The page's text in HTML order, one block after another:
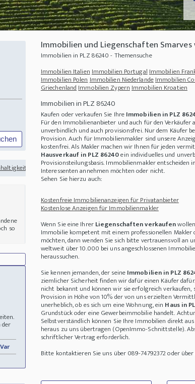
kaufen im Sommer+++Fünf Gründe für eine Auswanderung nach
so
der
Var
Immobilien und Liegenschaften
Immobilien in PLZ 86240 - Themensuche
Immobilien ItalienImmobilien PortugalImmobilien
Immobilien PolenImmobilien NiederlandeImmobilien
GriechenlandImmobilien ZypernImmobilien Kroatien
Immobilien in PLZ 86240
Kaufen oder verkaufen Sie IhreImmobilien in PLZ
Für den Immobilienanbieter und auch für den Verkäufer
unverbindlich und auch provisionsfrei. Nur dem Käufer
Provision. Auch für Immobilienmakler sind unsere
kostenfrei. Als Makler machen wir Ihnen für jeden
Hausverkauf in PLZ 86240ein individuelles und
Provisionsteilungsbasis. Immobilienmakler entscheiden
Interessenten annehmen möchten oder nicht.
Sehen Sie hierzu auch:
Kostenfreie Immobilienanzeigen für Privatanbieter
Kostenlose Anzeigen für Immobilienmakler
Wenn Sie eine IhrerLiegenschaften verkaufen
Immobilie kompetent mit einem professionellen Makler
möchten, dann wenden Sie sich bitte vertrauensvoll an
weltweit über 10.000 bei uns angeschlossenen
heraussuchen.
Sie kennen jemanden, der seineImmobilien in PLZ
ziemlicher Sicherheit finden wir dafür einen Käufer
nicht bekannt und können wir sie erfolgreich verkaufen,
Provision in Höhe von 10% der von uns erzielten
unerheblich, ob es sich um eine Wohnung, ein Haus in
Grundstück oder eine Gewerbeimmobilie handelt.
Selbstverständlich können Sie Ihre Immobilien direkt
heraus zu uns übertragen (OpenImmo-Schnittstelle).
schriftlicher Vertrag erforderlich.
Bitte kontaktieren Sie uns über 089-74792372 oder